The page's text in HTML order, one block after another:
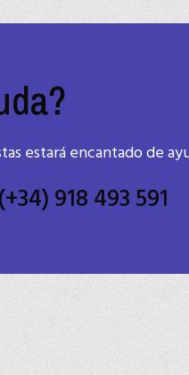
estará encantado de
918 493 591